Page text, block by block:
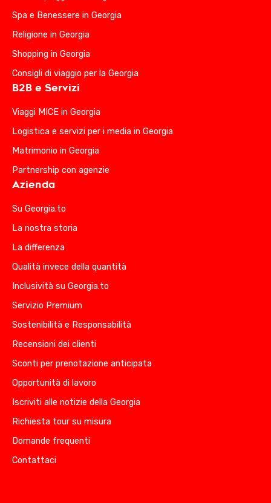
Spa e Benessere in Georgia
Religione in Georgia
Shopping in Georgia
Consigli di viaggio per la Georgia
B2B e Servizi
Viaggi MICE in Georgia
Logistica e servizi per i media in Georgia
Matrimonio in Georgia
Partnership con agenzie
Azienda
Su Georgia.to
La nostra storia
La differenza
Qualità invece della quantità
Inclusività su Georgia.to
Servizio Premium
Sostenibilità e Responsabilità
Recensioni dei clienti
Sconti per prenotazione anticipata
Opportunità di lavoro
Iscriviti alle notizie della Georgia
Richiesta tour su misura
Domande frequenti
Contattaci